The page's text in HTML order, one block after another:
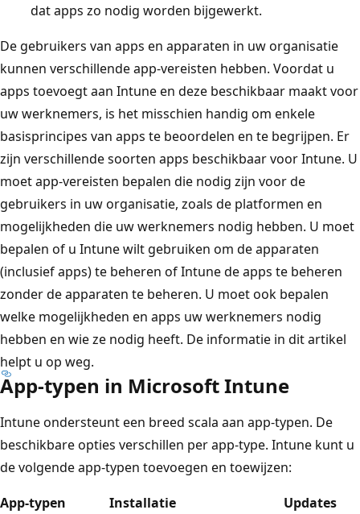
dat apps zo nodig worden bijgewerkt.
De gebruikers van apps en apparaten in uw organisatie
kunnen verschillende app-vereisten hebben. Voordat u
apps toevoegt aan Intune en deze beschikbaar maakt voor
uw werknemers, is het misschien handig om enkele
basisprincipes van apps te beoordelen en te begrijpen. Er
zijn verschillende soorten apps beschikbaar voor Intune. U
moet app-vereisten bepalen die nodig zijn voor de
gebruikers in uw organisatie, zoals de platformen en
mogelijkheden die uw werknemers nodig hebben. U moet
bepalen of u Intune wilt gebruiken om de apparaten
(inclusief apps) te beheren of Intune de apps te beheren
zonder de apparaten te beheren. U moet ook bepalen
welke mogelijkheden en apps uw werknemers nodig
hebben en wie ze nodig heeft. De informatie in dit artikel
helpt u op weg.
App-typen in Microsoft Intune
Intune ondersteunt een breed scala aan app-typen. De
beschikbare opties verschillen per app-type. Intune kunt u
de volgende app-typen toevoegen en toewijzen:
App-typen
Installatie Updates